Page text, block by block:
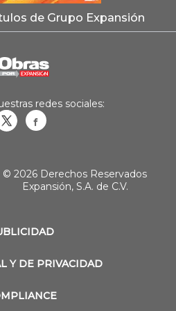
de Grupo Expansión
Y DE PRIVACIDAD
redes sociales:
© 2026 Derechos Reservados
Expansión, S.A. de C.V.